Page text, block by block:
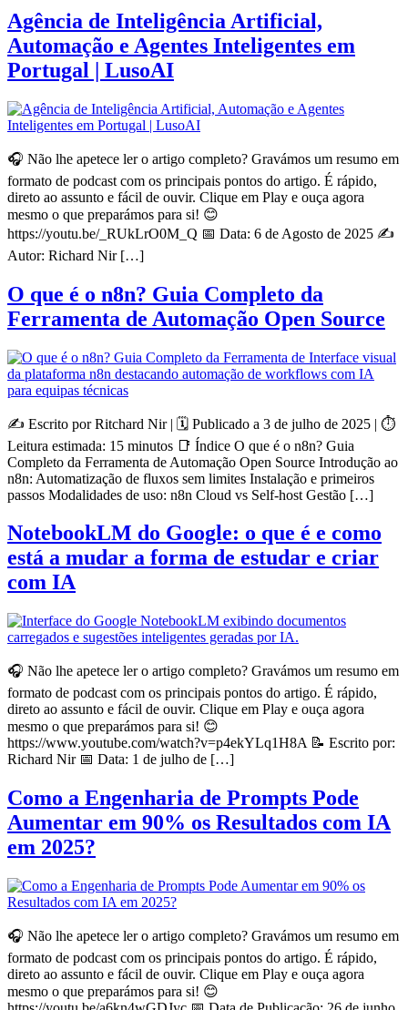
Agência de Inteligência Artificial,
Automação e Agentes Inteligentes em
Portugal | LusoAI
🎧 Não lhe apetece ler o artigo completo? Gravámos um resumo em
formato de podcast com os principais pontos do artigo. É rápido,
direto ao assunto e fácil de ouvir. Clique em Play e ouça agora
mesmo o que preparámos para si! 😊
https://youtu.be/_RUkLrO0M_Q 📅 Data: 6 de Agosto de 2025 ✍️
Autor: Richard Nir […]
O que é o n8n? Guia Completo da
Ferramenta de Automação Open Source
✍️ Escrito por Ritchard Nir | 🗓 Publicado a 3 de julho de 2025 | ⏱
Leitura estimada: 15 minutos 📑 Índice O que é o n8n? Guia
Completo da Ferramenta de Automação Open Source Introdução ao
n8n: Automatização de fluxos sem limites Instalação e primeiros
passos Modalidades de uso: n8n Cloud vs Self-host Gestão […]
NotebookLM do Google: o que é e como
está a mudar a forma de estudar e criar
com IA
🎧 Não lhe apetece ler o artigo completo? Gravámos um resumo em
formato de podcast com os principais pontos do artigo. É rápido,
direto ao assunto e fácil de ouvir. Clique em Play e ouça agora
mesmo o que preparámos para si! 😊
https://www.youtube.com/watch?v=p4ekYLq1H8A 📝 Escrito por:
Richard Nir 📅 Data: 1 de julho de […]
Como a Engenharia de Prompts Pode
Aumentar em 90% os Resultados com IA
em 2025?
🎧 Não lhe apetece ler o artigo completo? Gravámos um resumo em
formato de podcast com os principais pontos do artigo. É rápido,
direto ao assunto e fácil de ouvir. Clique em Play e ouça agora
mesmo o que preparámos para si! 😊